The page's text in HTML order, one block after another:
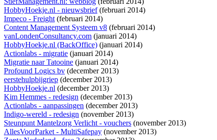
HobbyHoekje.nl - nieuwsbrief(februari 2014)
Impeco - Freight(februari 2014)
Content Management Systeem v8 (februari 2014)
vanLondenConsultancy.com (januari 2014)
HobbyHoekje.nl (BackOffice) (januari 2014)
Actionlabs - migratie (januari 2014)
Migratie naar Tatooine (januari 2014)
Profound Logics bv (december 2013)
eerstehulpbijgriep (december 2013)
HobbyHoekje.nl (december 2013)
Kim Hemmes - redesign (december 2013)
Actionlabs - aanpassingen (december 2013)
Indigo-wereld - redesign (november 2013)
Steunpunt Mantelzorg Verlicht - vouchers (november 2013)
AllesVoorParket - MultiSafepay (november 2013)